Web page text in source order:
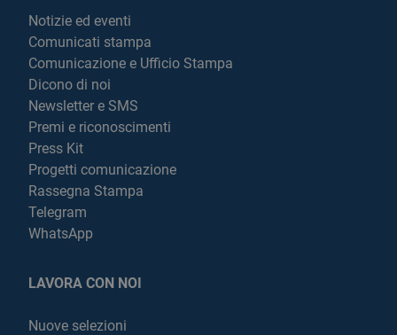
Notizie ed eventi
Comunicati stampa
Comunicazione e Ufficio Stampa
Dicono di noi
Newsletter e SMS
Premi e riconoscimenti
Press Kit
Progetti comunicazione
Rassegna Stampa
Telegram
WhatsApp
LAVORA CON NOI
Nuove selezioni